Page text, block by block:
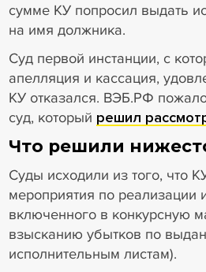
сумме КУ попросил выдать
на имя должника.
Суд первой инстанции, с
апелляция и кассация,
КУ отказался. ВЭБ.РФ
суд, который решил
Что решили
Суды исходили из того, что
мероприятия по реализации
включенного в конкурсную
взысканию убытков по
исполнительным листам).